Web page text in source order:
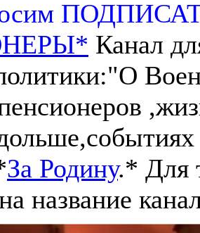
Канал
За Родину.* Для
название